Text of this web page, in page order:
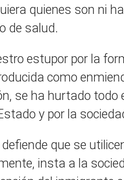
quienes son ni
de salud.
estupor por la
como
se ha hurtado todo
y por la
que se
insta a la